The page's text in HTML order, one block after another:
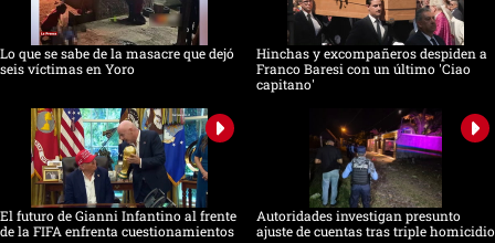
Lo que se sabe de la masacre que dejó
seis víctimas en Yoro
Hinchas y excompañeros despiden a
Franco Baresi con un último 'Ciao
capitano'
El futuro de Gianni Infantino al frente
de la FIFA enfrenta cuestionamientos
Autoridades investigan presunto
ajuste de cuentas tras triple homicidio